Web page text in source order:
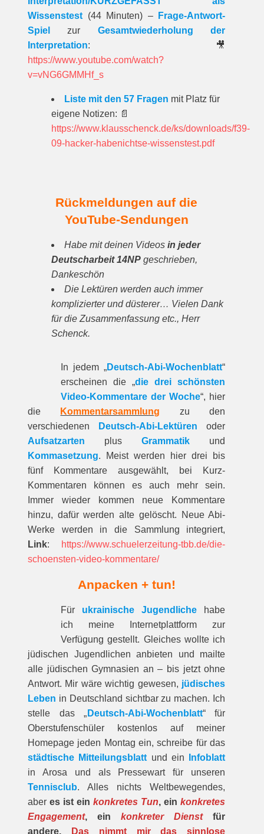
Wissenstest (44 Minuten) –
Frage-Antwort-
Spiel
zur Gesamtwiederholung der
Interpretation: 🎥
https://www.youtube.com/watch?
v=vNG6GMMHf_s
Liste mit den 57 Fragen mit Platz für
eigene Notizen: 📄
https://www.klausschenck.de/ks/downloads/f39-
09-hacker-habenichtse-wissenstest.pdf
Rückmeldungen auf die
YouTube-Sendungen
Habe mit deinen Videosin jeder
Deutscharbeit 14NP geschrieben,
Dankeschön
Die Lektüren werden auch immer
komplizierter und düsterer… Vielen Dank
für die Zusammenfassung etc., Herr
Schenck.
In jedem „Deutsch-Abi-Wochenblatt“
erscheinen die „die drei schönsten
Video-Kommentare der Woche“, hier
die
Kommentarsammlung zu den
verschiedenen
Deutsch-Abi-Lektüren oder
Aufsatzarten
plusGrammatik
und
Kommasetzung. Meist werden hier drei bis
fünf Kommentare ausgewählt, bei Kurz-
Kommentaren können es auch mehr sein.
Immer wieder kommen neue Kommentare
hinzu, dafür werden alte gelöscht. Neue Abi-
Werke werden in die Sammlung integriert,
Link:
https://www.schuelerzeitung-tbb.de/die-
schoensten-video-kommentare/
Anpacken + tun!
Für ukrainische Jugendliche habe
ich meine Internetplattform zur
Verfügung gestellt. Gleiches wollte ich
jüdischen Jugendlichen anbieten und mailte
alle jüdischen Gymnasien an – bis jetzt ohne
Antwort. Mir wäre wichtig gewesen, jüdisches
Leben in Deutschland sichtbar zu machen. Ich
stelle das „ Deutsch-Abi-Wochenblatt“ für
Oberstufenschüler kostenlos auf meiner
Homepage jeden Montag ein, schreibe für das
städtische Mitteilungsblatt und ein
Infoblatt
in Arosa und als Pressewart für unseren
Tennisclub. Alles nichts Weltbewegendes,
aberes ist einkonkretes Tun, einkonkretes
Engagement, einkonkreter Dienstfür
andere.
Das nimmt mir das sinnlose